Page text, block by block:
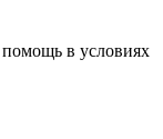
помощь в условиях